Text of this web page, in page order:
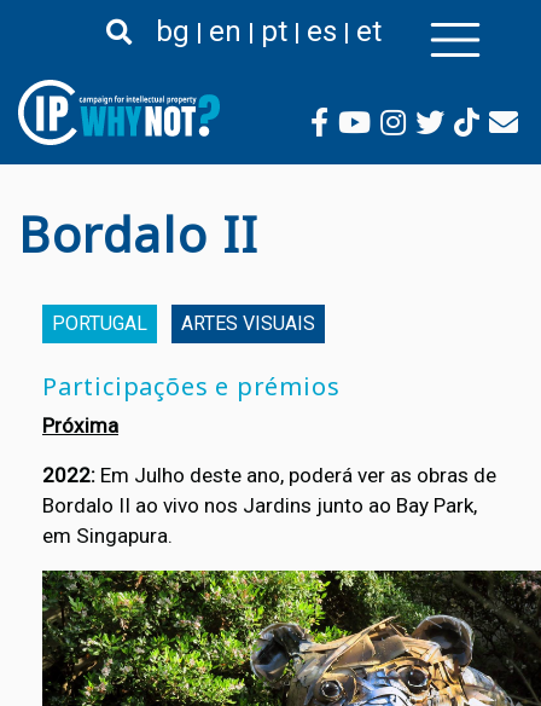
para
conteúdo
principal
bg en pt es et
Bordalo II
PORTUGAL ARTES VISUAIS
Participações e prémios
Próxima
2022: Em Julho deste ano, poderá ver as obras de
Bordalo II ao vivo nos Jardins junto ao Bay Park,
em Singapura.